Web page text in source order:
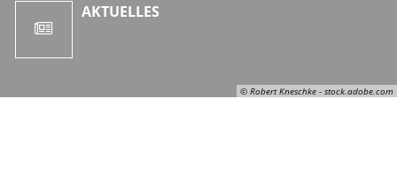
© Robert Kneschke - stock.adobe.com
AKTUELLES